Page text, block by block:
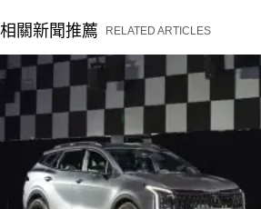
相關新聞推薦 RELATED ARTICLES